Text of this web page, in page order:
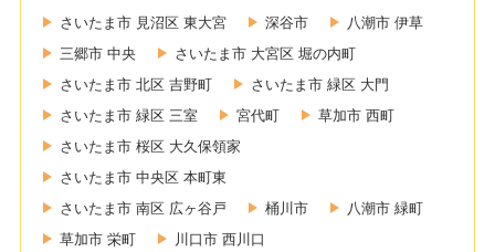
さいたま市 見沼区 東大宮
深谷市
八潮市 伊草
三郷市 中央
さいたま市 大宮区 堀の内町
さいたま市 北区 吉野町
さいたま市 緑区 大門
さいたま市 緑区 三室
宮代町
草加市 西町
さいたま市 桜区 大久保領家
さいたま市 中央区 本町東
さいたま市 南区 広ヶ谷戸
桶川市
八潮市 緑町
草加市 栄町
川口市 西川口